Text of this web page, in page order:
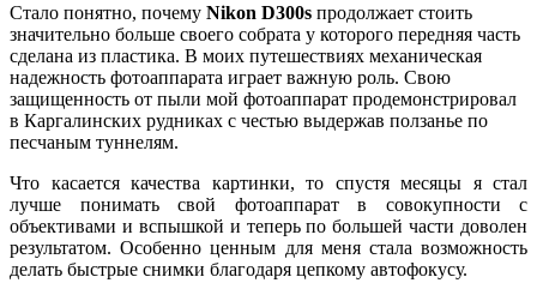
Стало понятно, почему Nikon D300s продолжает стоить
значительно больше своего собрата у которого передняя часть
сделана из пластика. В моих путешествиях механическая
надежность фотоаппарата играет важную роль. Свою
защищенность от пыли мой фотоаппарат продемонстрировал
в Каргалинских рудниках с честью выдержав ползанье по
песчаным туннелям.
Что касается качества картинки, то спустя месяцы я стал
лучше понимать свой фотоаппарат в совокупности с
объективами и вспышкой и теперь по большей части доволен
результатом. Особенно ценным для меня стала возможность
делать быстрые снимки благодаря цепкому автофокусу.